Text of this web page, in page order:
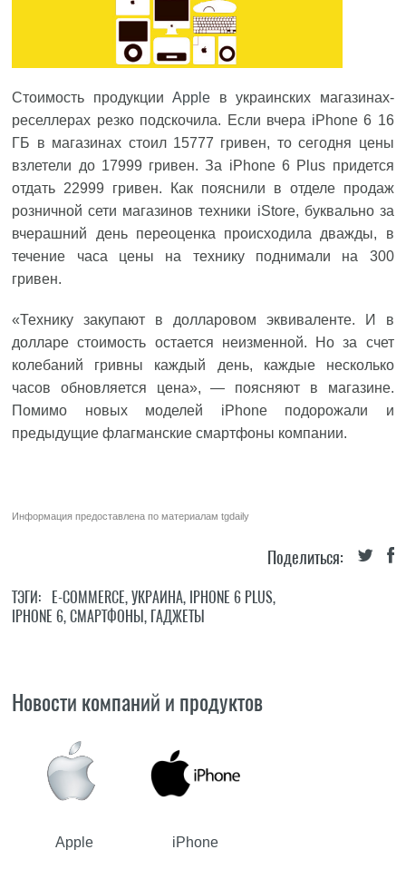
Стоимость продукцииApple в украинских магазинах-
реселлерах резко подскочила. Если вчера iPhone 6 16
ГБ в магазинах стоил 15777 гривен, то сегодня цены
взлетели до 17999 гривен. За iPhone 6 Plus придется
отдать 22999 гривен. Как пояснили в отделе продаж
розничной сети магазинов техники iStore, буквально за
вчерашний день переоценка происходила дважды, в
течение часа цены на технику поднимали на 300
гривен.
«Технику закупают в долларовом эквиваленте. И в
долларе стоимость остается неизменной. Но за счет
колебаний гривны каждый день, каждые несколько
часов обновляется цена», — поясняют в магазине.
Помимо новых моделей iPhone подорожали и
предыдущие флагманские смартфоны компании.
Информация предоставлена по материаламtgdaily
Поделиться:
ТЭГИ: E-COMMERCE,УКРАИНА, IPHONE 6 PLUS,
IPHONE 6,СМАРТФОНЫ, ГАДЖЕТЫ
Новости компаний и продуктов
Apple iPhone